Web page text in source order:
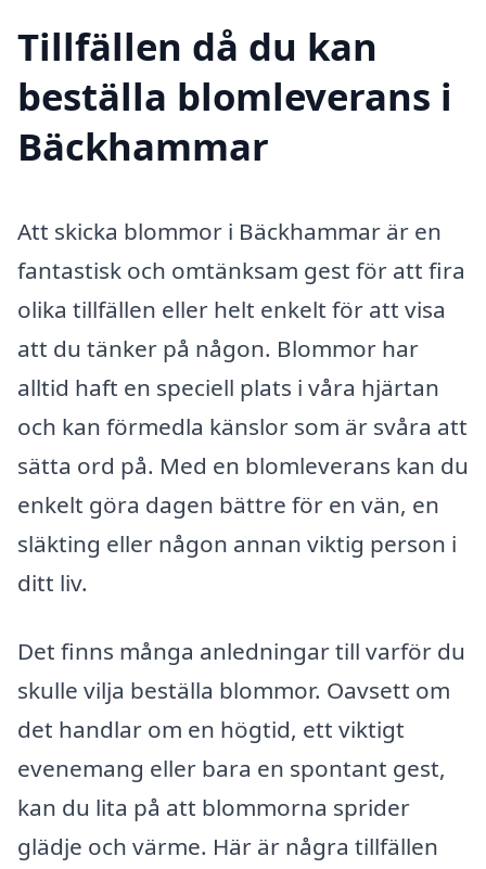
Tillfällen då du kan
beställa blomleverans i
Bäckhammar
Att skicka blommor i Bäckhammar är en
fantastisk och omtänksam gest för att fira
olika tillfällen eller helt enkelt för att visa
att du tänker på någon. Blommor har
alltid haft en speciell plats i våra hjärtan
och kan förmedla känslor som är svåra att
sätta ord på. Med en blomleverans kan du
enkelt göra dagen bättre för en vän, en
släkting eller någon annan viktig person i
ditt liv.
Det finns många anledningar till varför du
skulle vilja beställa blommor. Oavsett om
det handlar om en högtid, ett viktigt
evenemang eller bara en spontant gest,
kan du lita på att blommorna sprider
glädje och värme. Här är några tillfällen